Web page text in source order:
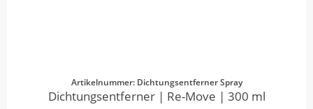
Artikelnummer: Dichtungsentferner Spray
Dichtungsentferner | Re-Move | 300 ml